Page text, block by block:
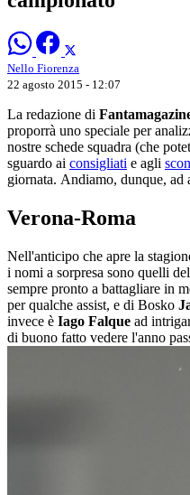
Nello Fiorenza
22 agosto 2015 - 12:07
La redazione di
proporrà uno speciale per
nostre schede squadra (che
sguardo ai consigliati e agli
giornata. Andiamo, dunque, ad
Verona-Roma
Nell'anticipo che apre la
i nomi a sorpresa sono quelli
sempre pronto a battagliare in
per qualche assist, e di Bosko
invece è Iago Falque ad
di buono fatto vedere l'anno